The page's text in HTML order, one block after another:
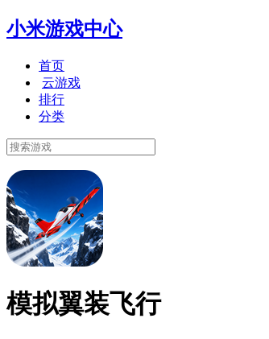
小米游戏中心
首页
云游戏
排行
分类
模拟翼装飞行